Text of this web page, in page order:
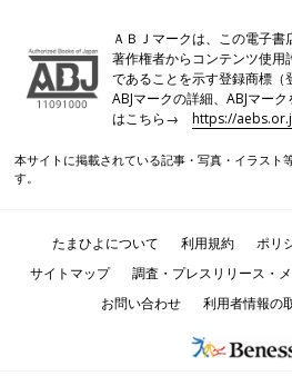
ＡＢＪマークは、この電子書
著作権者からコンテンツ使用
であることを示す登録商標（
ABJマークの詳細、ABJマー
はこちら→https://
本サイトに掲載されている記事・写真・イラスト
す。
たまひよについて 利用規約 ポリ
サイトマップ
調査・プレスリリース・
お問い合わせ
利用者情報の